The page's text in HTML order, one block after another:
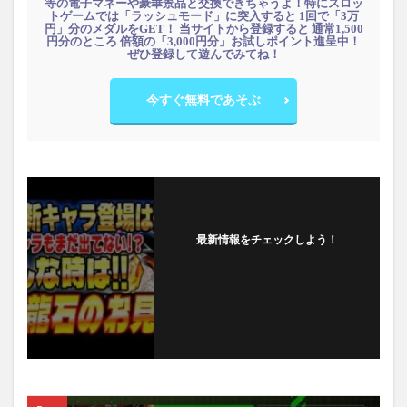
等の電子マネーや豪華景品と交換できちゃうよ！特にスロッ
トゲームでは「ラッシュモード」に突入すると 1回で「3万
円」分のメダルをGET！ 当サイトから登録すると 通常1,500
円分のところ 倍額の「3,000円分」お試しポイント進呈中！
ぜひ登録して遊んでみてね！
今すぐ無料であそぶ
最新情報をチェックしよう！